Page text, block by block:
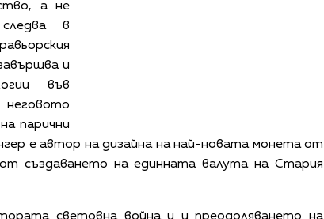
а не
в
и
във
неговото
парични
е автор на дизайна на най-новата монета от
създаването на единната валута на Стария
световна война и и преодоляването на